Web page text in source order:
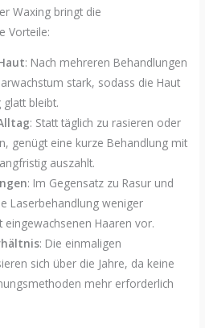
Waxing bringt die
Vorteile:
: Nach mehreren Behandlungen
stark, sodass die Haut
bleibt.
: Statt täglich zu rasieren oder
genügt eine kurze Behandlung mit
auszahlt.
: Im Gegensatz zu Rasur und
Laserbehandlung weniger
eingewachsenen Haaren vor.
: Die einmaligen
sich über die Jahre, da keine
mehr erforderlich